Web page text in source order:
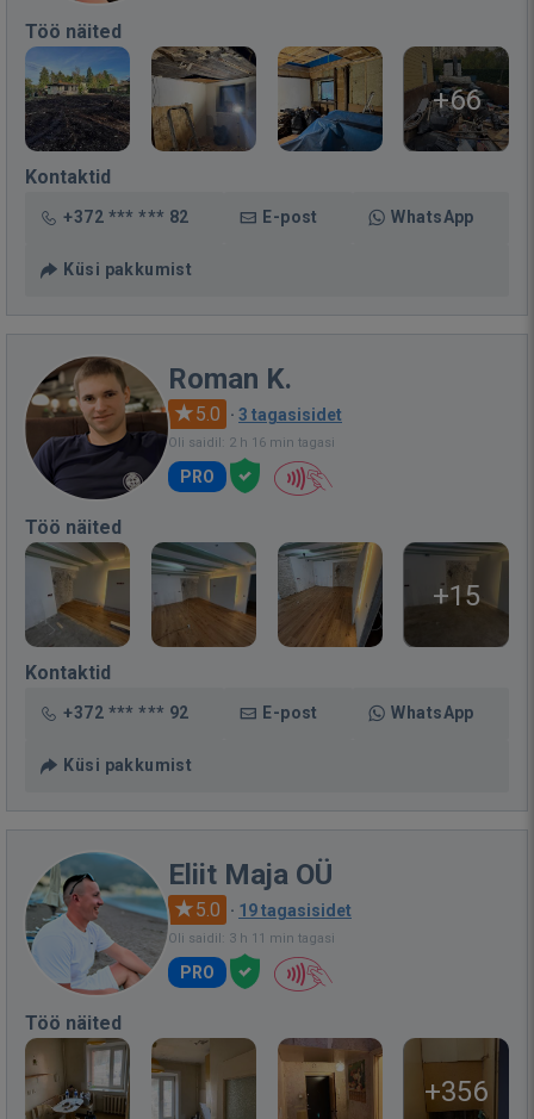
Töö näited
+66
Kontaktid
+372 *** *** 82 E-post WhatsApp
Küsi pakkumist
Roman K.
5.0 · 3 tagasisidet
Oli saidil: 2 h 16 min tagasi
PRO
Töö näited
+15
Kontaktid
+372 *** *** 92 E-post WhatsApp
Küsi pakkumist
Eliit Maja OÜ
5.0 · 19 tagasisidet
Oli saidil: 3 h 11 min tagasi
PRO
Töö näited
+356